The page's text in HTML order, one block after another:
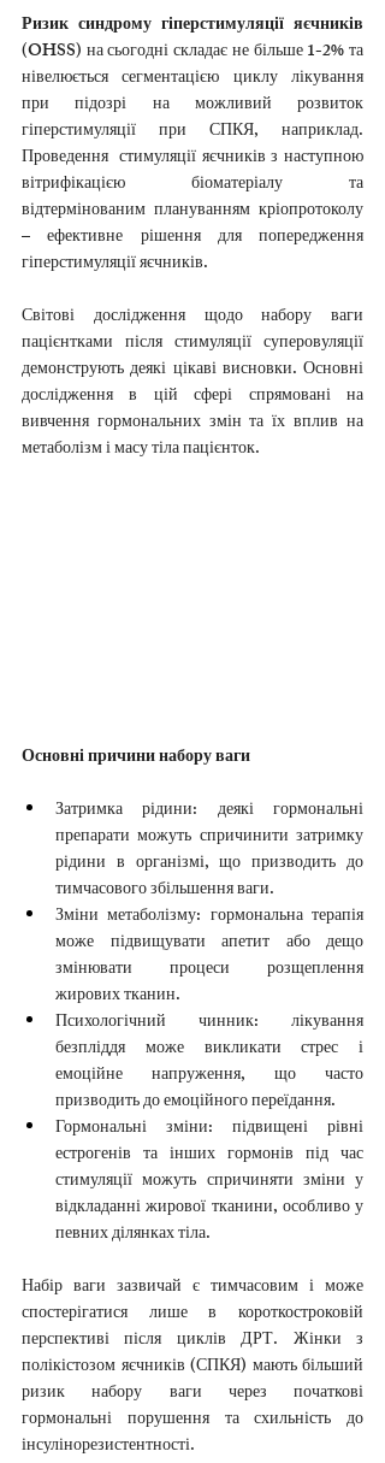
Ризик синдрому гіперстимуляції яєчників
(OHSS) на сьогодні складає не більше 1-2% та
нівелюється сегментацією циклу лікування
при підозрі на можливий розвиток
гіперстимуляції при СПКЯ, наприклад.
Проведення  стимуляції яєчників з наступною
вітрифікацією біоматеріалу та
відтермінованим плануванням кріопротоколу
– ефективне рішення для попередження
гіперстимуляції яєчників.
Світові дослідження щодо набору ваги
пацієнтками після стимуляції суперовуляції
демонструють деякі цікаві висновки. Основні
дослідження в цій сфері спрямовані на
вивчення гормональних змін та їх вплив на
метаболізм і масу тіла пацієнток.
Основні причини набору ваги
Затримка рідини: деякі гормональні
препарати можуть спричинити затримку
рідини в організмі, що призводить до
тимчасового збільшення ваги.
Зміни метаболізму: гормональна терапія
може підвищувати апетит або дещо
змінювати процеси розщеплення
жирових тканин.
Психологічний чинник: лікування
безпліддя може викликати стрес і
емоційне напруження, що часто
призводить до емоційного переїдання.
Гормональні зміни: підвищені рівні
естрогенів та інших гормонів під час
стимуляції можуть спричиняти зміни у
відкладанні жирової тканини, особливо у
певних ділянках тіла.
Набір ваги зазвичай є тимчасовим і може
спостерігатися лише в короткостроковій
перспективі після циклів ДРТ. Жінки з
полікістозом яєчників (СПКЯ) мають більший
ризик набору ваги через початкові
гормональні порушення та схильність до
інсулінорезистентності.